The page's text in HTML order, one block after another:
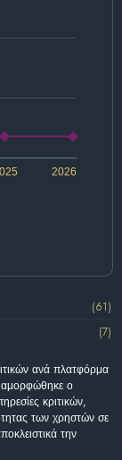
2026
(61)
(7)
ανά πλατφόρμα
ο
κριτικών,
των χρηστών σε
την